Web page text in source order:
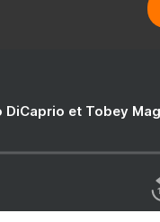
DiCaprio et Tobey